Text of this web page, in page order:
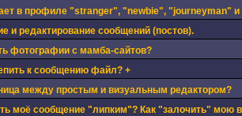
в профиле "stranger", "newbie", "journeyman" и
и редактирование сообщений (постов).
фотографии с мамба-сайтов?
к сообщению файл? +
между простым и визуальным редактором?
моё сообщение "липким"? Как "залочить" мою